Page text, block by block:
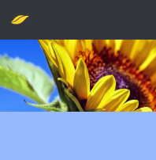
Zum Inhalt springen